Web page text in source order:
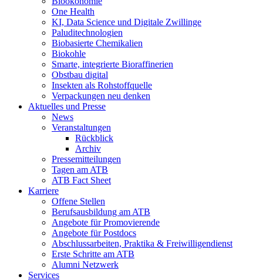
One Health
KI, Data Science und Digitale Zwillinge
Paluditechnologien
Biobasierte Chemikalien
Biokohle
Smarte, integrierte Bioraffinerien
Obstbau digital
Insekten als Rohstoffquelle
Verpackungen neu denken
Aktuelles und Presse
News
Veranstaltungen
Rückblick
Archiv
Pressemitteilungen
Tagen am ATB
ATB Fact Sheet
Karriere
Offene Stellen
Berufsausbildung am ATB
Angebote für Promovierende
Angebote für Postdocs
Abschlussarbeiten, Praktika & Freiwilligendienst
Erste Schritte am ATB
Alumni Netzwerk
Services